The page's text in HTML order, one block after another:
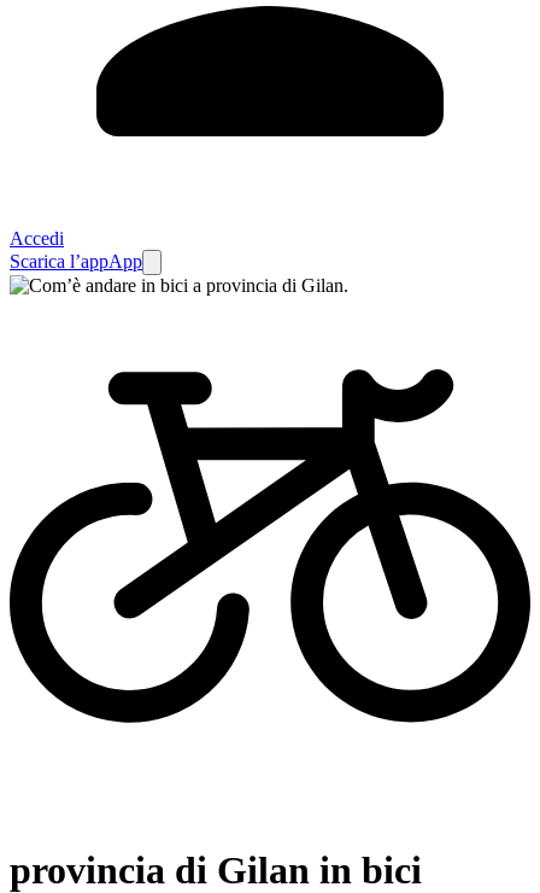
Accedi
Scarica l’appApp
provincia di Gilan in bici